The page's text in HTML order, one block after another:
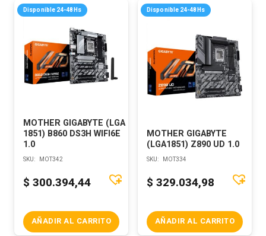
Disponible 24-48Hs
MOTHER GIGABYTE (LGA
1851) B860 DS3H WIFI6E
1.0
SKU: MOT342
$ 300.394,44
AÑADIR AL CARRITO
Disponible 24-48Hs
MOTHER GIGABYTE
(LGA1851) Z890 UD 1.0
SKU: MOT334
$ 329.034,98
AÑADIR AL CARRITO